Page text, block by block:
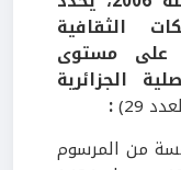
الثقافية
على مستوى
الجزائرية
:
من المرسوم